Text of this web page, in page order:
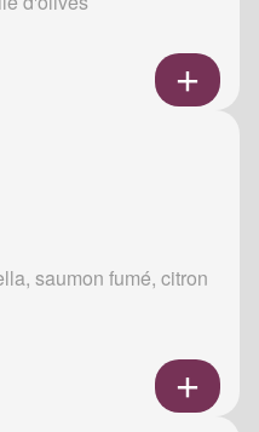
saumon fumé, citron